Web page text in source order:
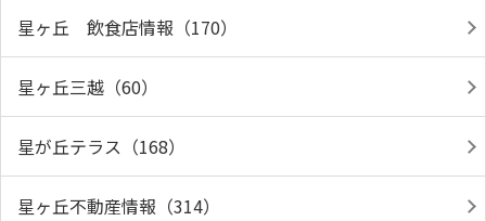
星ヶ丘 飲食店情報（170）
星ヶ丘三越（60）
星が丘テラス（168）
星ヶ丘不動産情報（314）